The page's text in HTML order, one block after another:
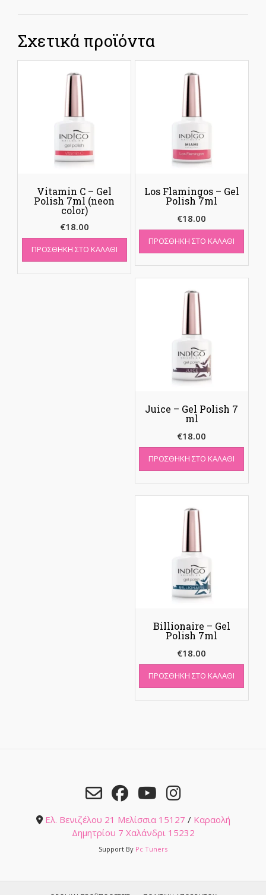
Σχετικά προϊόντα
Vitamin C – Gel
Polish 7ml (neon
color)
€18.00
ΠΡΟΣΘΉΚΗ ΣΤΟ ΚΑΛΆΘΙ
Los Flamingos – Gel
Polish 7ml
€18.00
ΠΡΟΣΘΉΚΗ ΣΤΟ ΚΑΛΆΘΙ
Juice – Gel Polish 7
ml
€18.00
ΠΡΟΣΘΉΚΗ ΣΤΟ ΚΑΛΆΘΙ
Billionaire – Gel
Polish 7ml
€18.00
ΠΡΟΣΘΉΚΗ ΣΤΟ ΚΑΛΆΘΙ
Ελ. Βενιζέλου 21 Μελίσσια 15127 / Καραολή
Δημητρίου 7 Χαλάνδρι 15232
Support By Pc Tuners